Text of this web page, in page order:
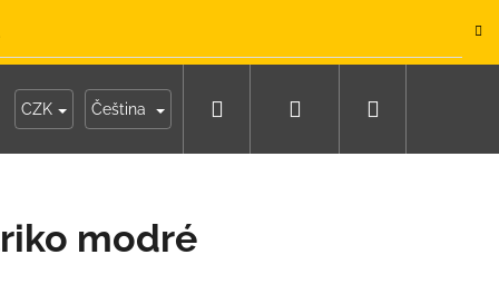
Moje objednávka
CZK Čeština Hledat Přihlášení
modré